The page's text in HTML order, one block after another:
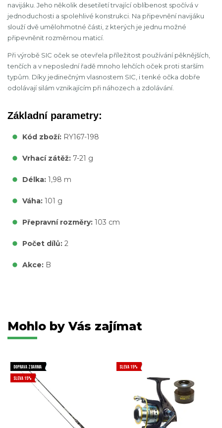
navijáku. Jeho několik desetiletí trvající oblíbenost spočívá v
jednoduchosti a spolehlivé konstrukci. Na připevnění navijáku
slouží dvě umělohmotné části, z kterých je jednu možné
připevněnit rozměrnou maticí.
Při výrobě SIC oček se otevřela příležitost používání pěknějších,
tenčích a v neposlední řadě mnoho lehčích oček proti starším
typům. Díky jedinečným vlasnostem SIC, i tenké očka dobře
odolávají silám vznikajícím při náhozech a zdolávání.
Základní parametry:
Kód zboží: RY167-198
Vrhací zátěž: 7-21 g
Délka: 1,98 m
Váha: 101 g
Přepravní rozměry: 103 cm
Počet dílů: 2
Akce: B
Mohlo by Vás zajímat
DOPRAVA ZDARMA
SLEVA 15%
SLEVA 15%